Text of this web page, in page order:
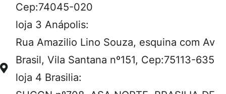
Cep:74045-020
loja 3 Anápolis:
Rua Amazilio Lino Souza, esquina com Av
Brasil, Vila Santana nº151, Cep:75113-635
loja 4 Brasilia: